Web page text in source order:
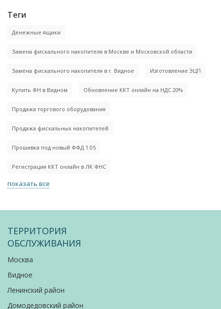
Теги
Денежные ящики
Замена фискального накопителя в Москве и Московской области
Замена фискального накопителя в г. Видное Изготовление ЭЦП
Купить ФН в Видном Обновление ККТ онлайн на НДС 20%
Продажа торгового оборудования
Продажа фискальных накопителей
Прошивка под новый ФФД 1.05
Регистрация ККТ онлайн в ЛК ФНС
показать все
ТЕРРИТОРИЯ
ОБСЛУЖИВАНИЯ
Москва
Видное
Ленинский район
Домодедовский район